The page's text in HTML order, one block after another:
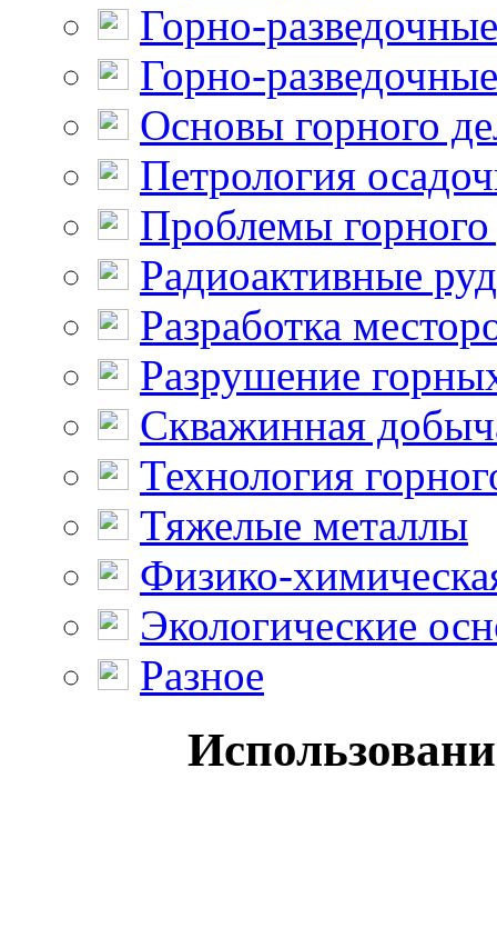
Горно-
Горно-
Основы горного
Петрология
Проблемы горного
Радиоактивные
Разработка
Разрушение
Скважинная
Технология
Тяжелые металлы
Физико-
Экологические
Разное